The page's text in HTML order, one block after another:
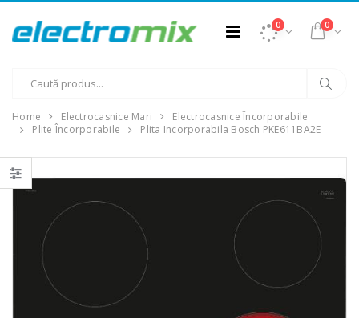
0 0
Home Electrocasnice Mari
Electrocasnice Încorporabile
Plite Încorporabile
Plita Incorporabila Bosch PKE611BA2E